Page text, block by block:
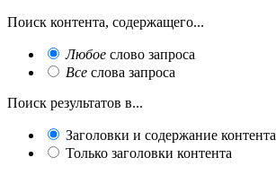
Поиск контента, содержащего...
Любое слово запроса
Все слова запроса
Поиск результатов в...
Заголовки и содержание контента
Только заголовки контента